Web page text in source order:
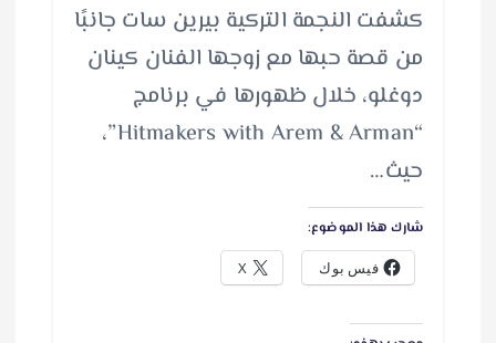
كشفت النجمة التركية بيرين سات جانبًا
من قصة حبها مع زوجها الفنان كينان
دوغلو، خلال ظهورها في برنامج
“Hitmakers with Arem & Arman”،
حيث…
شارك هذا الموضوع:
فيس بوك X